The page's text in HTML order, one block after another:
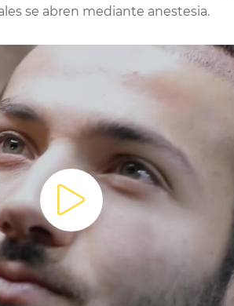
se abren mediante anestesia.